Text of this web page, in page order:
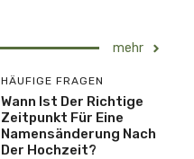
mehr
HÄUFIGE FRAGEN
Wann Ist Der Richtige
Zeitpunkt Für Eine
Namensänderung Nach
Der Hochzeit?